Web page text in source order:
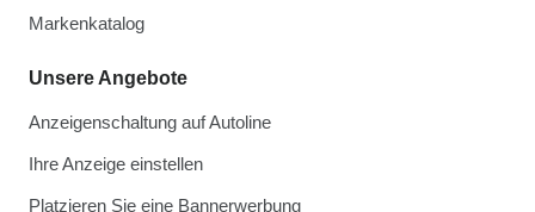
Markenkatalog
Unsere Angebote
Anzeigenschaltung auf Autoline
Ihre Anzeige einstellen
Platzieren Sie eine Bannerwerbung